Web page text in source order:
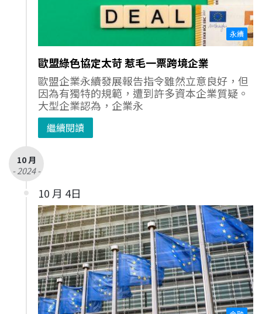
永續
歐盟綠色協定太苛 惹毛一票跨境企業
歐盟企業永續發展報告指令雖然立意良好，但
因為有獨特的規範，遭到許多資本企業質疑。
大型企業認為，企業永
繼續閱讀
10 月
- 2024 -
10 月 4日